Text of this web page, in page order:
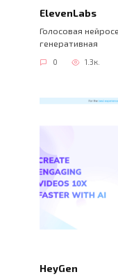
ElevenLabs
Голосовая
генеративная
0 1.3к.
HeyGen